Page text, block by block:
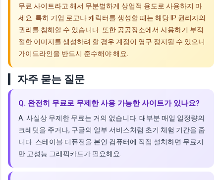
무료 사이트라고 해서 무분별하게 상업적 용도로 사용하지 마
세요. 특히 기업 로고나 캐릭터를 생성할 때는 해당 IP 권리자의
권리를 침해할 수 있습니다. 또한 공공장소에서 사용하기 부적
절한 이미지를 생성하려 할 경우 계정이 영구 정지될 수 있으니
가이드라인을 반드시 준수해야 해요.
자주 묻는 질문
Q. 완전히 무료로 무제한 사용 가능한 사이트가 있나요?
A. 사실상 무제한 무료는 거의 없습니다. 대부분 매일 일정량의
크레딧을 주거나, 구글의 일부 서비스처럼 초기 체험 기간을 줍
니다. 스테이블 디퓨전을 본인 컴퓨터에 직접 설치하면 무료지
만 고성능 그래픽카드가 필요해요.